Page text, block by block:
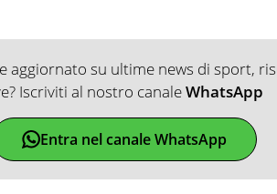
aggiornato su ultime news di sport,
Iscriviti al nostro canaleWhatsApp
Entra nel canale WhatsApp